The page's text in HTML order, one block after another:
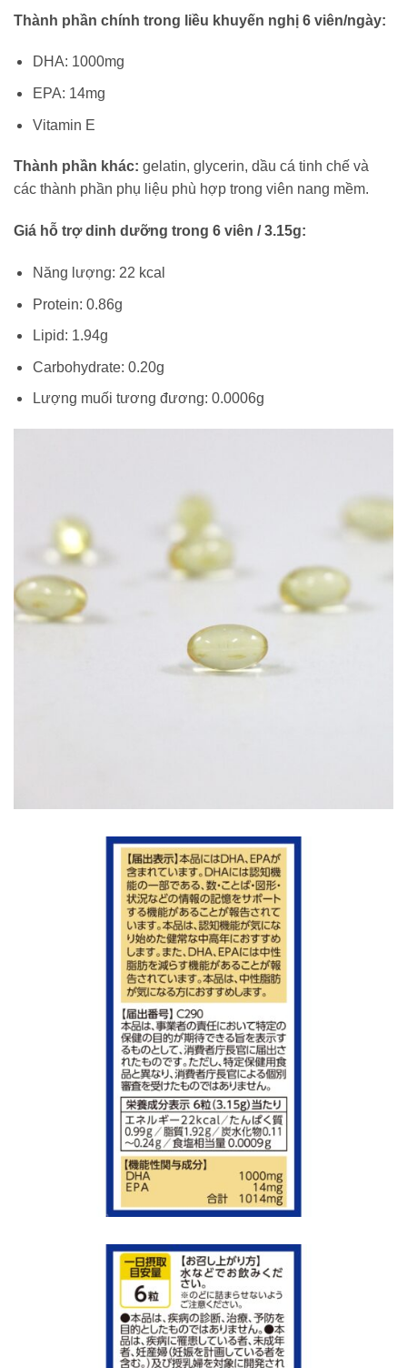
Thành phần chính trong liều khuyến nghị 6 viên/ngày:
DHA: 1000mg
EPA: 14mg
Vitamin E
Thành phần khác: gelatin, glycerin, dầu cá tinh chế và
các thành phần phụ liệu phù hợp trong viên nang mềm.
Giá hỗ trợ dinh dưỡng trong 6 viên / 3.15g:
Năng lượng: 22 kcal
Protein: 0.86g
Lipid: 1.94g
Carbohydrate: 0.20g
Lượng muối tương đương: 0.0006g